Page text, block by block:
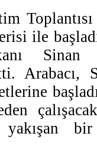
ile
Sinan
Arabacı,
bir